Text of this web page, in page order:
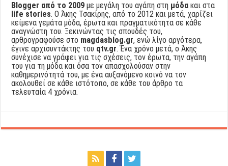
Blogger από το 2009 με μεγάλη του αγάπη στη μόδα και στα
life stories. Ο Άκης Τσακίρης, από το 2012 και μετά, χαρίζει
κείμενα γεμάτα μόδα, έρωτα και πραγματικότητα σε κάθε
αναγνώστη του. Ξεκινώντας τις σπουδές του,
αρθρογραφούσε στο magdasblog.gr, ενώ λίγο αργότερα,
έγινε αρχισυντάκτης του qtv.gr. Ένα χρόνο μετά, ο Άκης
συνέχισε να γράφει για τις σχέσεις, τον έρωτα, την αγάπη
του για τη μόδα και όσα τον απασχολούσαν στην
καθημερινότητά του, με ένα αυξανόμενο κοινό να τον
ακολουθεί σε κάθε ιστότοπο, σε κάθε του άρθρο τα
τελευταία 4 χρόνια.